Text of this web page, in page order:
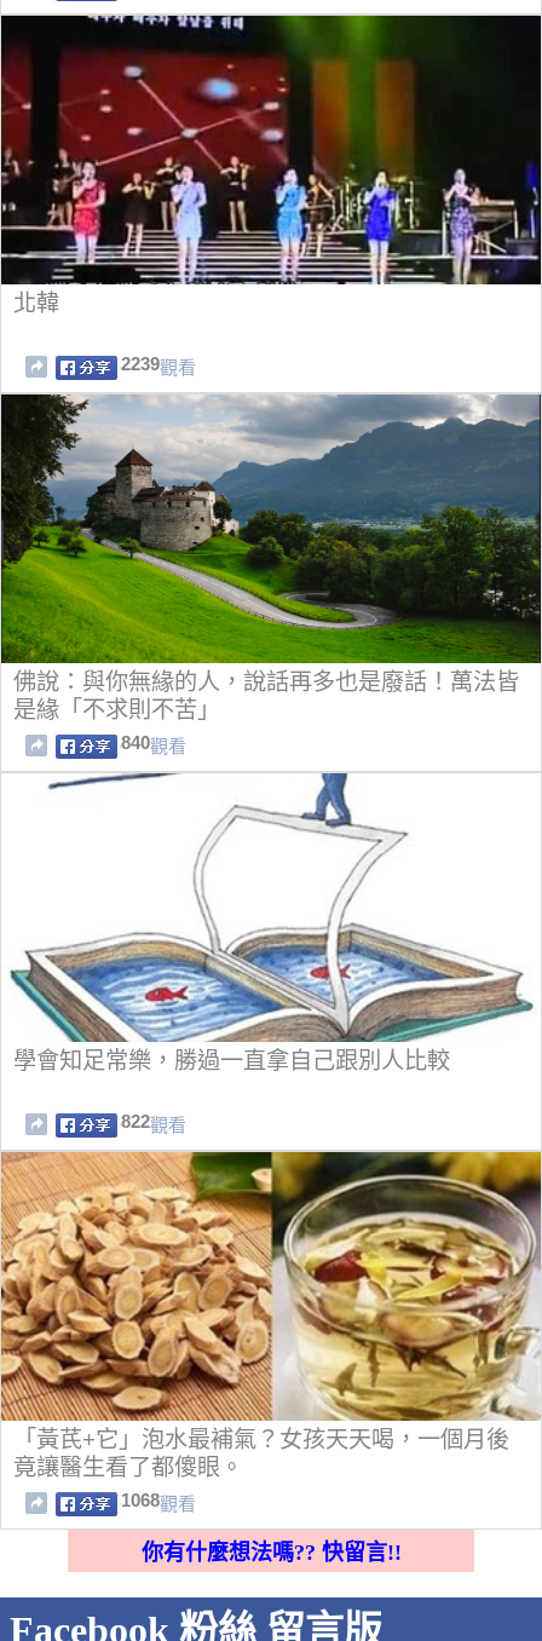
北韓
2239觀看
佛說：與你無緣的人，說話再多也是廢話！萬法皆
是緣「不求則不苦」
840觀看
學會知足常樂，勝過一直拿自己跟別人比較
822觀看
「黃芪+它」泡水最補氣？女孩天天喝，一個月後
竟讓醫生看了都傻眼。
1068觀看
你有什麼想法嗎?? 快留言!!
Facebook 粉絲 留言版